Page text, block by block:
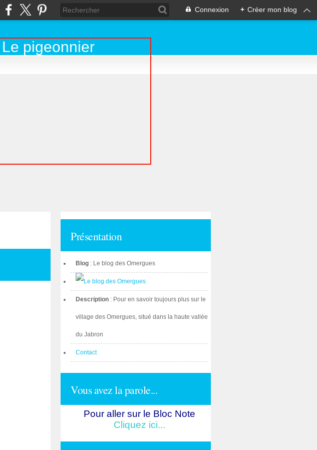
Connexion + Créer mon blog
Présentation
Blog : Le blog des Omergues
Description : Pour en savoir toujours plus sur le
village des Omergues, situé dans la haute vallée
du Jabron
Contact
Vous avez la parole...
Pour aller sur le Bloc Note
Cliquez ici...